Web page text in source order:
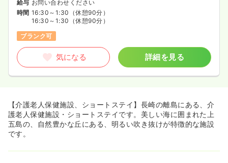
給与 お問い合わせください
時間 16:30～1:30 （休憩90分）
16:30～1:30 （休憩90分）
ブランク可
気になる 詳細を見る
【介護老人保健施設、ショートステイ】長崎の離島にある、介
護老人保健施設・ショートステイです。美しい海に囲まれた上
五島の、自然豊かな丘にある、明るい吹き抜けが特徴的な施設
です。